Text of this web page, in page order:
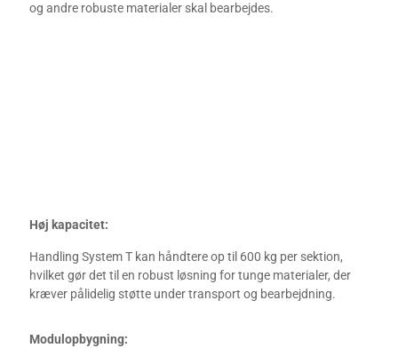
og andre robuste materialer skal bearbejdes.
Høj kapacitet:
Handling System T kan håndtere op til 600 kg per sektion,
hvilket gør det til en robust løsning for tunge materialer, der
kræver pålidelig støtte under transport og bearbejdning.
Modulopbygning: